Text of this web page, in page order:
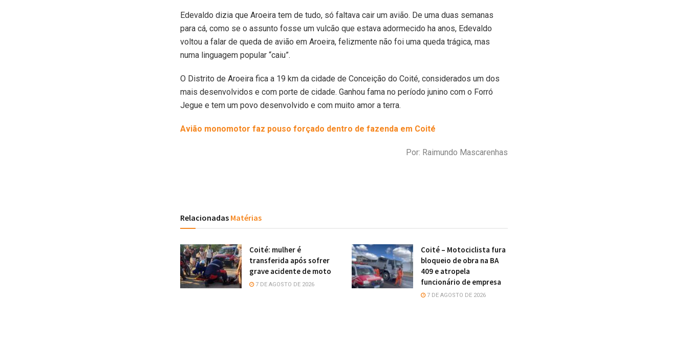
Edevaldo dizia que Aroeira tem de tudo, só faltava cair um avião. De uma duas semanas
para cá, como se o assunto fosse um vulcão que estava adormecido ha anos, Edevaldo
voltou a falar de queda de avião em Aroeira, felizmente não foi uma queda trágica, mas
numa linguagem popular “caiu”.
O Distrito de Aroeira fica a 19 km da cidade de Conceição do Coité, considerados um dos
mais desenvolvidos e com porte de cidade. Ganhou fama no período junino com o Forró
Jegue e tem um povo desenvolvido e com muito amor a terra.
Avião monomotor faz pouso forçado dentro de fazenda em Coité
Por: Raimundo Mascarenhas
Relacionadas Matérias
Coité: mulher é
transferida após sofrer
grave acidente de moto
7 DE AGOSTO DE 2026
Coité – Motociclista fura
bloqueio de obra na BA
409 e atropela
funcionário de empresa
7 DE AGOSTO DE 2026